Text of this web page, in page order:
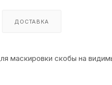
ДОСТАВКА
маскировки скобы на